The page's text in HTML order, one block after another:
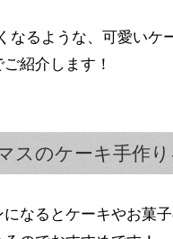
なるような、可愛いケ
紹介します！
スのケーキ手作り
なるとケーキやお菓